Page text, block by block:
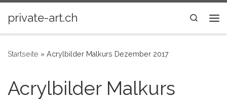
Zum Inhalt springen
private-art.ch
Search
Startseite » Acrylbilder Malkurs Dezember 2017
Acrylbilder Malkurs